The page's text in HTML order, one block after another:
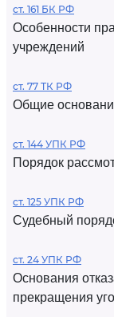
ст. 161 БК РФ
Особенности
учреждений
ст. 77 ТК РФ
Общие
ст. 144 УПК РФ
Порядок
ст. 125 УПК РФ
Судебный
ст. 24 УПК РФ
Основания
прекращения